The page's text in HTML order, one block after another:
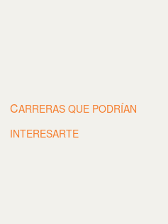
CARRERAS QUE PODRÍAN
INTERESARTE